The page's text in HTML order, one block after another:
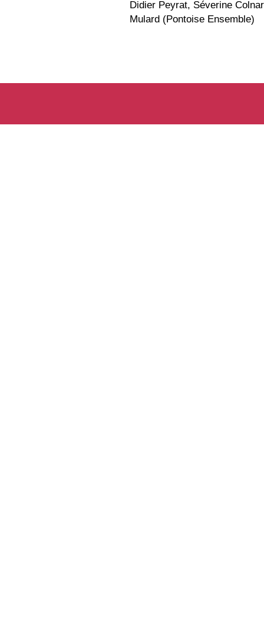
Didier Peyrat, Séverine
Mulard (Pontoise Ensemble)